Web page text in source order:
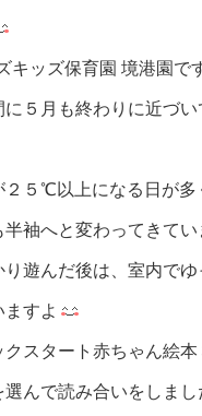
キッズ保育園 境港園で
に５月も終わりに近づ
２５℃以上になる日が多
半袖へと変わってきてい
り遊んだ後は、室内でゆ
ますよ
スタート赤ちゃん絵本
選んで読み合いをしま